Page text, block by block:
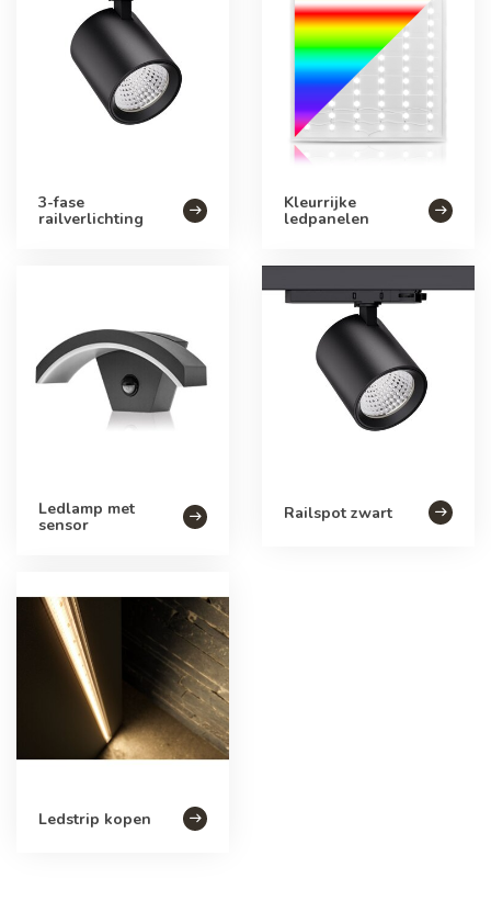
3-fase
railverlichting
Kleurrijke
ledpanelen
Ledlamp met
sensor
Railspot zwart
Ledstrip kopen